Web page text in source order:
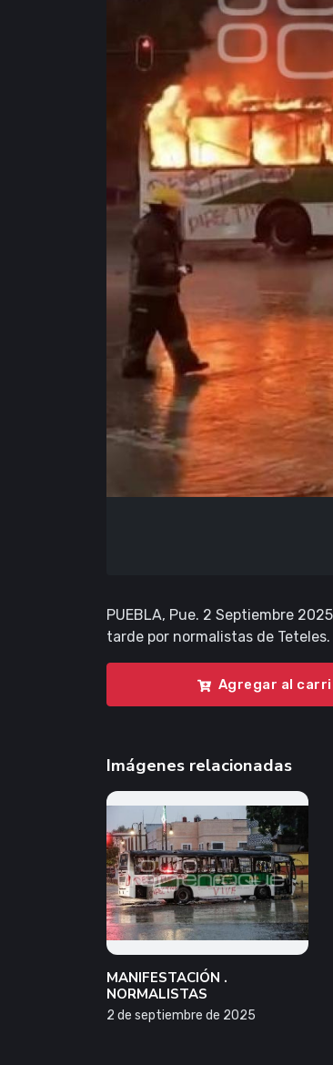
PUEBLA, Pue. 2 Septiembre
tarde por normalistas de
Agregar al
Imágenes relacionadas
MANIFESTACIÓN .
NORMALISTAS
2 de septiembre de 2025